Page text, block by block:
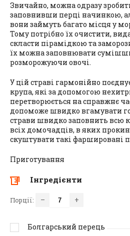
Звичайно, можна одразу
заповнивши перці начинкою,
вони займуть багато місця у
Тому потрібно їх очистити,
скласти пірамідкою та
їх можна заповнювати
розморожуючи овочі.
У цій страві гармонійно
крупа, які за допомогою
перетворюється на справжнє
допоможе швидко вгамувати
страви швидко заповнить всю
всіх домочадців, в яких
скуштувати такі фаршировані
Приготування
Інгредієнти
Порції: – +
Болгарський перець